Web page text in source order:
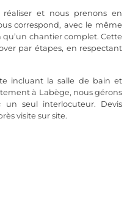
réaliser et nous prenons en
correspond, avec le même
chantier complet. Cette
par étapes, en respectant
incluant la salle de bain et
à Labège, nous gérons
un seul interlocuteur. Devis
visite sur site.